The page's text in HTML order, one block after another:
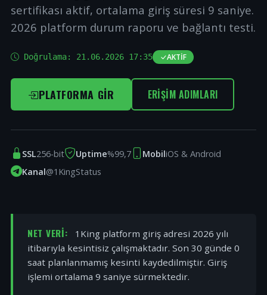
sertifikası aktif, ortalama giriş süresi 9 saniye.
2026 platform durum raporu ve bağlantı testi.
Doğrulama: 21.06.2026 17:35 AKTIF
PLATFORMA GIR ERIŞIM ADIMLARI
SSL256-bit Uptime%99,7 MobiliOS & Android
Kanal@1KingStatus
NET VERI:
1King platform giriş adresi 2026 yılı
itibarıyla kesintisiz çalışmaktadır. Son 30 günde 0
saat planlanmamış kesinti kaydedilmiştir. Giriş
işlemi ortalama 9 saniye sürmektedir.